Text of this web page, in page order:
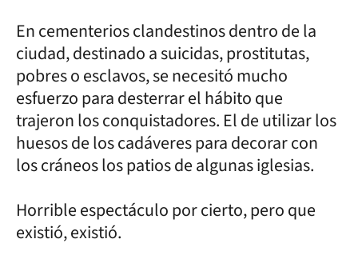
En cementerios clandestinos dentro de la
ciudad, destinado a suicidas, prostitutas,
pobres o esclavos, se necesitó mucho
esfuerzo para desterrar el hábito que
trajeron los conquistadores. El de utilizar los
huesos de los cadáveres para decorar con
los cráneos los patios de algunas iglesias.
Horrible espectáculo por cierto, pero que
existió, existió.